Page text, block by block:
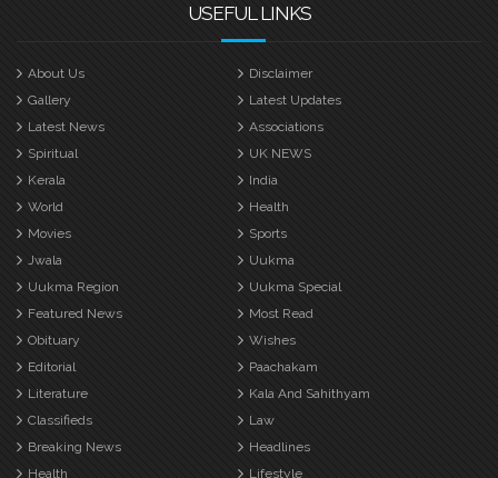
USEFUL LINKS
About Us
Disclaimer
Gallery
Latest Updates
Latest News
Associations
Spiritual
UK NEWS
Kerala
India
World
Health
Movies
Sports
Jwala
Uukma
Uukma Region
Uukma Special
Featured News
Most Read
Obituary
Wishes
Editorial
Paachakam
Literature
Kala And Sahithyam
Classifieds
Law
Breaking News
Headlines
Health
Lifestyle